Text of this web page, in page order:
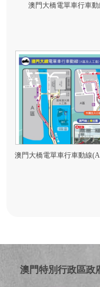
澳門大橋電單車行車
澳門大橋電單車行車動線
澳門特別行政區政